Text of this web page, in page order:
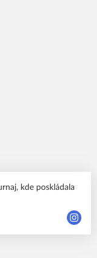
kde poskládala